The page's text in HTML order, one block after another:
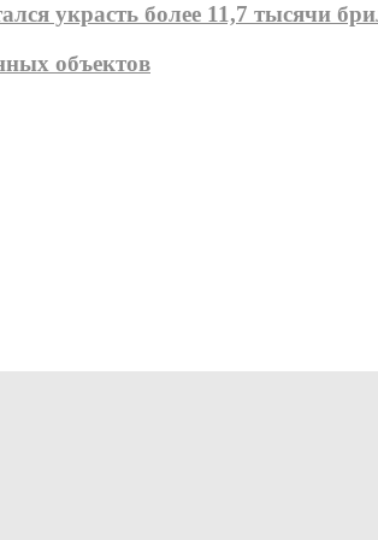
украсть более 11,7 тысячи
объектов